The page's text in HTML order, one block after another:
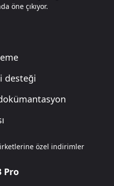
öne çıkıyor.
desteği
özel indirimler
Pro